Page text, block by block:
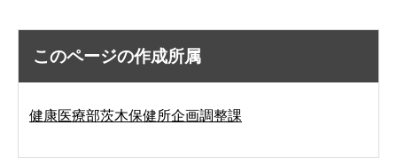
このページの作成所属
健康医療部茨木保健所企画調整課